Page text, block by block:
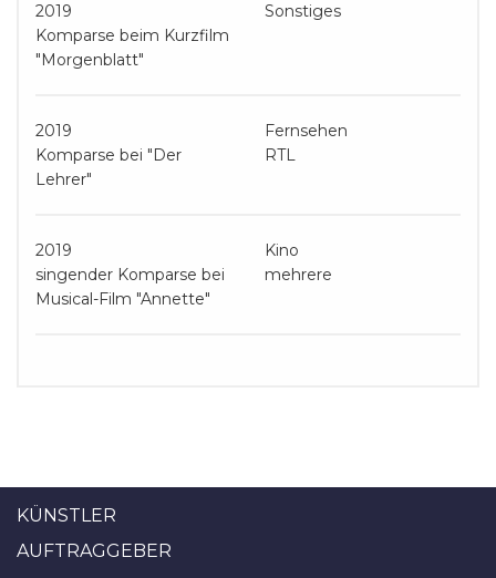
2019
Sonstiges
Komparse beim Kurzfilm
"Morgenblatt"
2019
Fernsehen
Komparse bei "Der
Lehrer"
RTL
2019
Kino
singender Komparse bei
Musical-Film "Annette"
mehrere
KÜNSTLER
AUFTRAGGEBER